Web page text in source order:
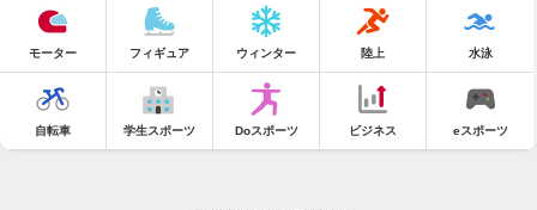
モーター フィギュア ウィンター 陸上 水泳
自転車 学生スポーツ Doスポーツ ビジネス eスポーツ